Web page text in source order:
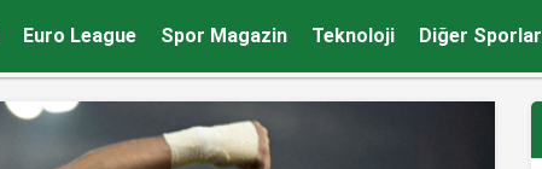
Euro League Spor Magazin Teknoloji Diğer Sporlar